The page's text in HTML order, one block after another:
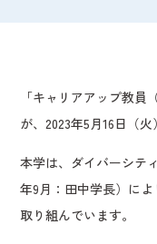
「キャリアアップ教
が、2023年5月16日（
本学は、ダイバーシテ
年9月：田中学長）に
取り組んでいます。